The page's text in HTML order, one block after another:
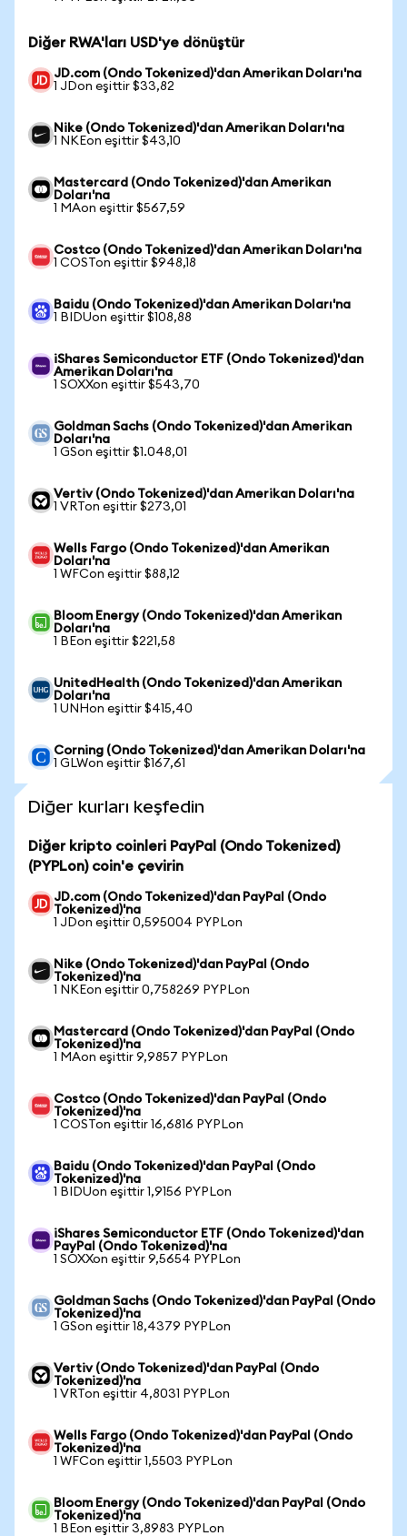
Diğer RWA'ları USD'ye dönüştür
JD.com (Ondo Tokenized)'dan Amerikan Doları'na
1 JDon eşittir $33,82
Nike (Ondo Tokenized)'dan Amerikan Doları'na
1 NKEon eşittir $43,10
Mastercard (Ondo Tokenized)'dan Amerikan
Doları'na
1 MAon eşittir $567,59
Costco (Ondo Tokenized)'dan Amerikan Doları'na
1 COSTon eşittir $948,18
Baidu (Ondo Tokenized)'dan Amerikan Doları'na
1 BIDUon eşittir $108,88
iShares Semiconductor ETF (Ondo Tokenized)'dan
Amerikan Doları'na
1 SOXXon eşittir $543,70
Goldman Sachs (Ondo Tokenized)'dan Amerikan
Doları'na
1 GSon eşittir $1.048,01
Vertiv (Ondo Tokenized)'dan Amerikan Doları'na
1 VRTon eşittir $273,01
Wells Fargo (Ondo Tokenized)'dan Amerikan
Doları'na
1 WFCon eşittir $88,12
Bloom Energy (Ondo Tokenized)'dan Amerikan
Doları'na
1 BEon eşittir $221,58
UnitedHealth (Ondo Tokenized)'dan Amerikan
Doları'na
1 UNHon eşittir $415,40
Corning (Ondo Tokenized)'dan Amerikan Doları'na
1 GLWon eşittir $167,61
Diğer kurları keşfedin
Diğer kripto coinleri PayPal (Ondo Tokenized)
(PYPLon) coin'e çevirin
JD.com (Ondo Tokenized)'dan PayPal (Ondo
Tokenized)'na
1 JDon eşittir 0,595004 PYPLon
Nike (Ondo Tokenized)'dan PayPal (Ondo
Tokenized)'na
1 NKEon eşittir 0,758269 PYPLon
Mastercard (Ondo Tokenized)'dan PayPal (Ondo
Tokenized)'na
1 MAon eşittir 9,9857 PYPLon
Costco (Ondo Tokenized)'dan PayPal (Ondo
Tokenized)'na
1 COSTon eşittir 16,6816 PYPLon
Baidu (Ondo Tokenized)'dan PayPal (Ondo
Tokenized)'na
1 BIDUon eşittir 1,9156 PYPLon
iShares Semiconductor ETF (Ondo Tokenized)'dan
PayPal (Ondo Tokenized)'na
1 SOXXon eşittir 9,5654 PYPLon
Goldman Sachs (Ondo Tokenized)'dan PayPal (Ondo
Tokenized)'na
1 GSon eşittir 18,4379 PYPLon
Vertiv (Ondo Tokenized)'dan PayPal (Ondo
Tokenized)'na
1 VRTon eşittir 4,8031 PYPLon
Wells Fargo (Ondo Tokenized)'dan PayPal (Ondo
Tokenized)'na
1 WFCon eşittir 1,5503 PYPLon
Bloom Energy (Ondo Tokenized)'dan PayPal (Ondo
Tokenized)'na
1 BEon eşittir 3,8983 PYPLon